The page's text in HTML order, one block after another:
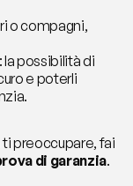
o compagni,
la possibilità di
e poterli
ti preoccupare, fai
di garanzia.